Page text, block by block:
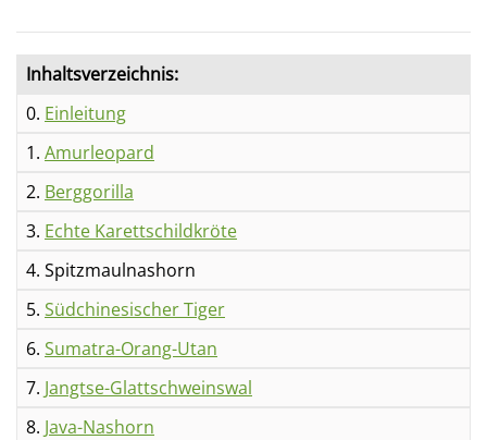
Inhaltsverzeichnis:
0. Einleitung
1. Amurleopard
2. Berggorilla
3. Echte Karettschildkröte
4. Spitzmaulnashorn
5. Südchinesischer Tiger
6. Sumatra-Orang-Utan
7. Jangtse-Glattschweinswal
8. Java-Nashorn